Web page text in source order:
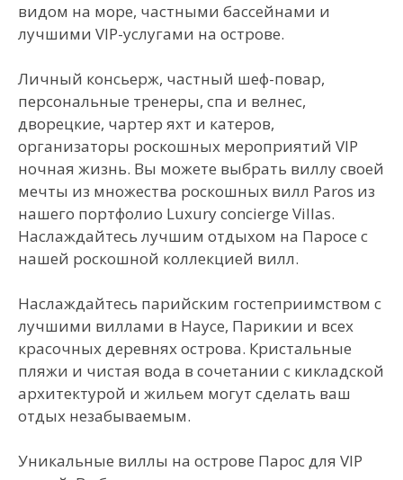
видом на море, частными бассейнами и
лучшими VIP-услугами на острове.
Личный консьерж, частный шеф-повар,
персональные тренеры, спа и велнес,
дворецкие, чартер яхт и катеров,
организаторы роскошных мероприятий VIP
ночная жизнь. Вы можете выбрать виллу своей
мечты из множества роскошных вилл Paros из
нашего портфолио Luxury concierge Villas.
Наслаждайтесь лучшим отдыхом на Паросе с
нашей роскошной коллекцией вилл.
Наслаждайтесь парийским гостеприимством с
лучшими виллами в Наусе, Парикии и всех
красочных деревнях острова. Кристальные
пляжи и чистая вода в сочетании с кикладской
архитектурой и жильем могут сделать ваш
отдых незабываемым.
Уникальные виллы на острове Парос для VIP